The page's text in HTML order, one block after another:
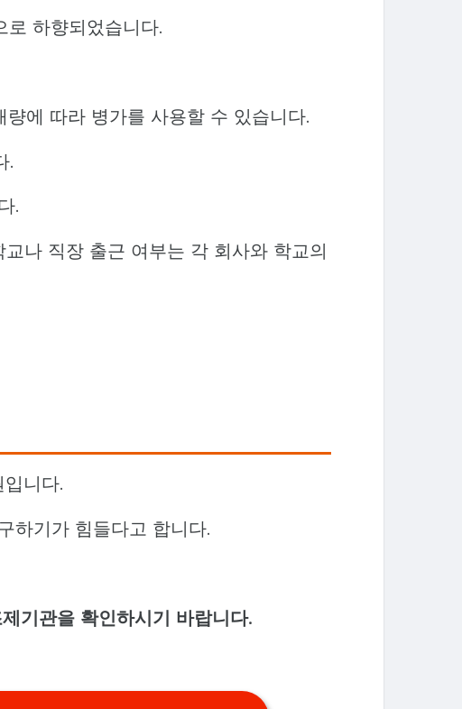
하향되었습니다.
에 따라 병가를 사용할 수 있습니다.
.
.
나 직장 출근 여부는 각 회사와 학교의
니다.
하기가 힘들다고 합니다.
기관을 확인하시기 바랍니다.